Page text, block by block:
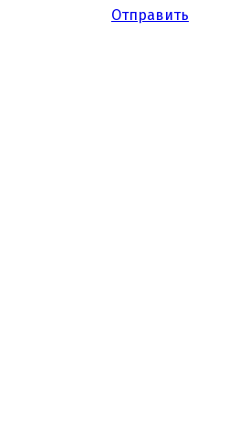
Отправить